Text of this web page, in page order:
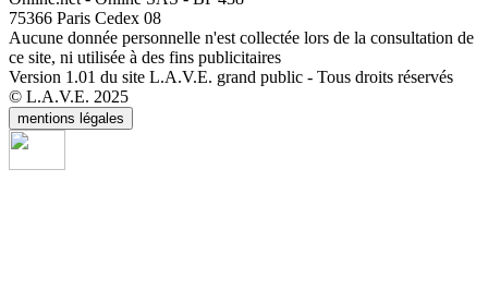
75366 Paris Cedex 08
Aucune donnée personnelle n'est collectée lors de la consultation de
ce site, ni utilisée à des fins publicitaires
Version 1.01 du site L.A.V.E. grand public - Tous droits réservés
© L.A.V.E. 2025
mentions légales